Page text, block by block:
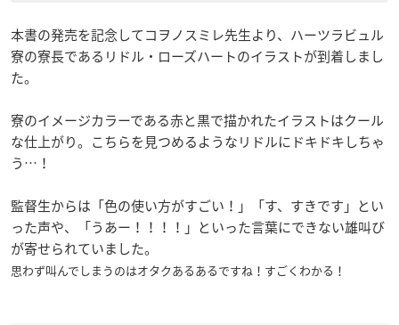
本書の発売を記念してコヲノスミレ先生より、ハーツラビュル
寮の寮長であるリドル・ローズハートのイラストが到着しまし
た。
寮のイメージカラーである赤と黒で描かれたイラストはクール
な仕上がり。こちらを見つめるようなリドルにドキドキしちゃ
う…！
監督生からは「色の使い方がすごい！」「す、すきです」とい
った声や、「うあー！！！！」といった言葉にできない雄叫び
が寄せられていました。
思わず叫んでしまうのはオタクあるあるですね！すごくわかる！